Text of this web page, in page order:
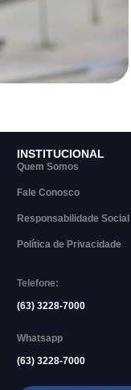
INSTITUCIONAL
Quem Somos
Fale Conosco
Responsabilidade Social
Política de Privacidade
Telefone:
(63) 3228-7000
Whatsapp
(63) 3228-7000